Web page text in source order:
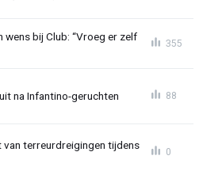
wens bij Club: “Vroeg er zelf
355
na Infantino-geruchten 88
van terreurdreigingen tijdens
0